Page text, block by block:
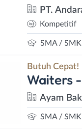
PT.
Kompetitif
SMA / SMK
Butuh Cepat!
Waiters
Ayam
SMA / SMK